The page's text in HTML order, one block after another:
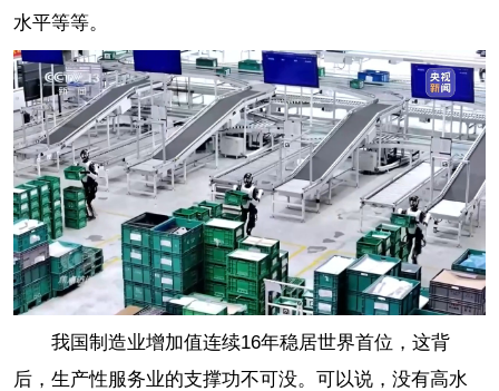
水平等等。
我国制造业增加值连续16年稳居世界首位，这背
后，生产性服务业的支撑功不可没。可以说，没有高水